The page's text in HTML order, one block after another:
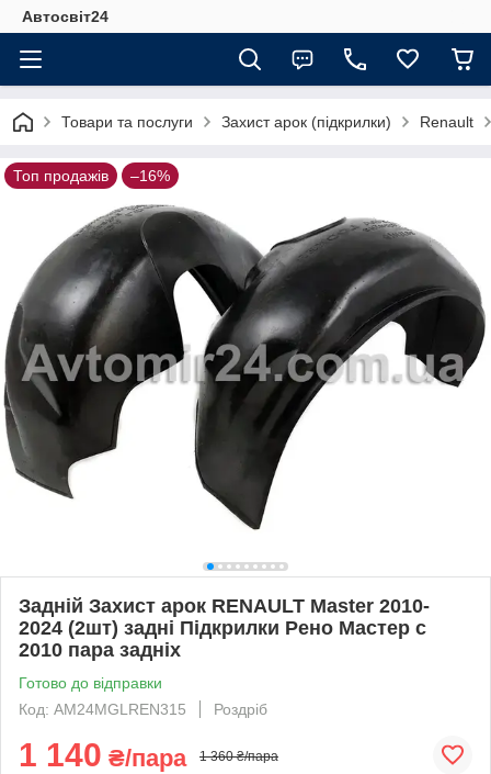
Автосвіт24
Товари та послуги Захист арок (підкрилки) Renault
Топ продажів –16%
Задній Захист арок RENAULT Master 2010-
2024 (2шт) задні Підкрилки Рено Мастер c
2010 пара задніх
Готово до відправки
Код: AM24MGLREN315
Роздріб
1 140 ₴/пара 1 360 ₴/пара